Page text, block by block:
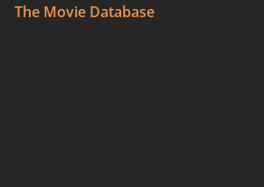
The Movie Database